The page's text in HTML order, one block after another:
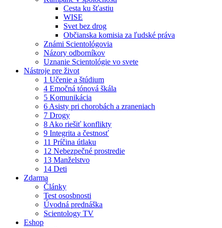
Cesta ku šťastiu
WISE
Svet bez drog
Občianska komisia za ľudské práva
Známi Scientológovia
Názory odborníkov
Uznanie Scientológie vo svete
Nástroje pre život
1 Učenie a štúdium
4 Emočná tónová škála
5 Komunikácia
6 Asisty pri chorobách a zraneniach
7 Drogy
8 Ako riešiť konflikty
9 Integrita a čestnosť
11 Príčina útlaku
12 Nebezpečné prostredie
13 Manželstvo
14 Deti
Zdarma
Články
Test ososbnosti
Úvodná prednáška
Scientology TV
Eshop